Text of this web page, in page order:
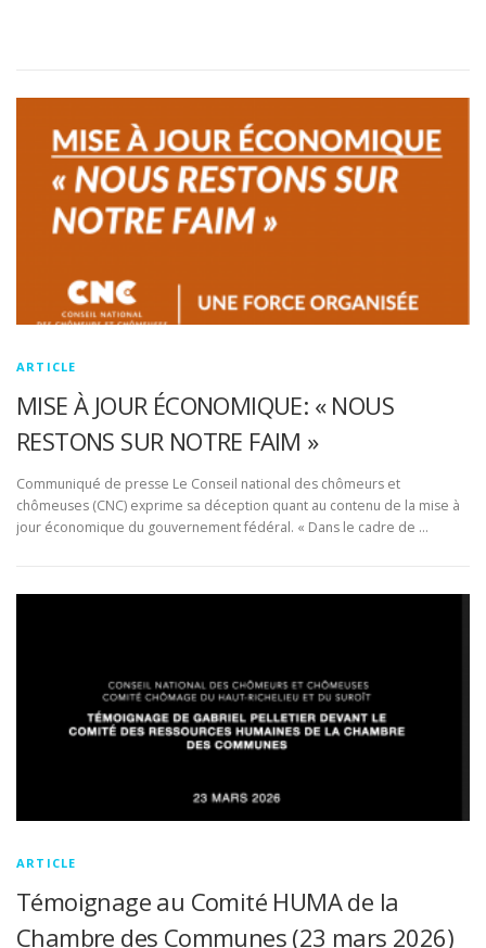
ARTICLE
MISE À JOUR ÉCONOMIQUE: « NOUS
RESTONS SUR NOTRE FAIM »
Communiqué de presse Le Conseil national des chômeurs et
chômeuses (CNC) exprime sa déception quant au contenu de la mise à
jour économique du gouvernement fédéral. « Dans le cadre de …
ARTICLE
Témoignage au Comité HUMA de la
Chambre des Communes (23 mars 2026)